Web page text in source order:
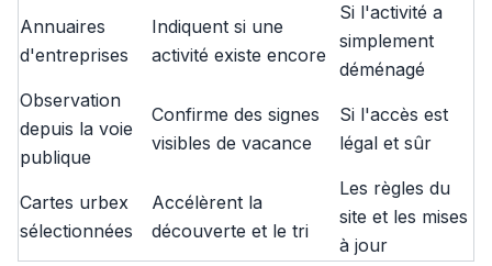
Annuaires
d'entreprises
Indiquent si une
activité existe encore
Si l'activité a
simplement
déménagé
Observation
depuis la voie
publique
Confirme des signes
visibles de vacance
Si l'accès est
légal et sûr
Cartes urbex
sélectionnées
Accélèrent la
découverte et le tri
Les règles du
site et les mises
à jour